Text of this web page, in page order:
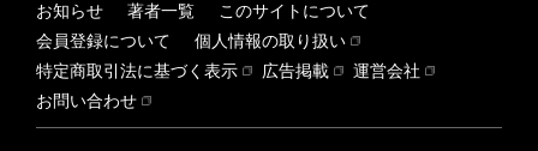
お知らせ 著者一覧
このサイトについて
会員登録について
個人情報の取り扱い
特定商取引法に基づく表示
広告掲載
運営会社
お問い合わせ